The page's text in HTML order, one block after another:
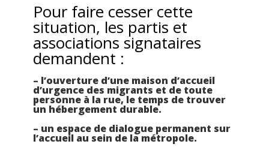
Pour faire cesser cette
situation, les partis et
associations signataires
demandent :
– l’ouverture d’une maison d’accueil
d’urgence des migrants et de toute
personne à la rue, le temps de trouver
un hébergement durable.
– un espace de dialogue permanent sur
l’accueil au sein de la métropole.